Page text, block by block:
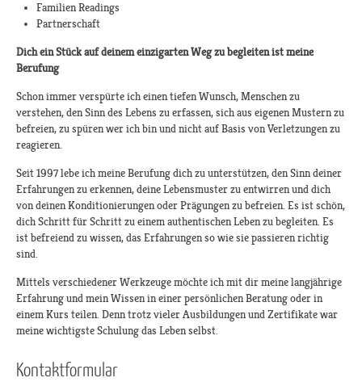
Familien Readings
Partnerschaft
Dich ein Stück auf deinem einzigarten Weg zu begleiten ist meine
Berufung
Schon immer verspürte ich einen tiefen Wunsch, Menschen zu
verstehen, den Sinn des Lebens zu erfassen, sich aus eigenen Mustern zu
befreien, zu spüren wer ich bin und nicht auf Basis von Verletzungen zu
reagieren.
Seit 1997 lebe ich meine Berufung dich zu unterstützen, den Sinn deiner
Erfahrungen zu erkennen, deine Lebensmuster zu entwirren und dich
von deinen Konditionierungen oder Prägungen zu befreien. Es ist schön,
dich Schritt für Schritt zu einem authentischen Leben zu begleiten. Es
ist befreiend zu wissen, das Erfahrungen so wie sie passieren richtig
sind.
Mittels verschiedener Werkzeuge möchte ich mit dir meine langjährige
Erfahrung und mein Wissen in einer persönlichen Beratung oder in
einem Kurs teilen. Denn trotz vieler Ausbildungen und Zertifikate war
meine wichtigste Schulung das Leben selbst.
Kontaktformular